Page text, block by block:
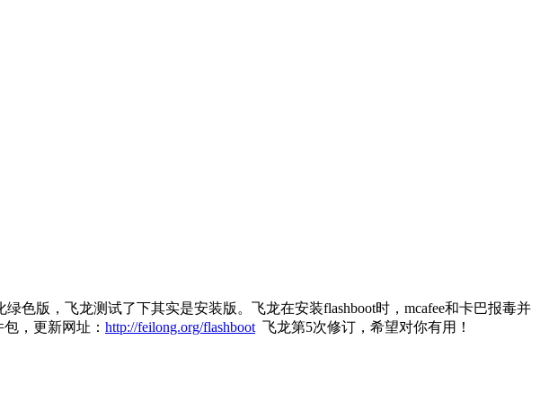
色版，飞龙测试了下其实是安装版。飞龙在安装flashboot时，mcafee和卡巴报毒并
，更新网址： http://feilong.org/flashboot 飞龙第5次修订，希望对你有用！